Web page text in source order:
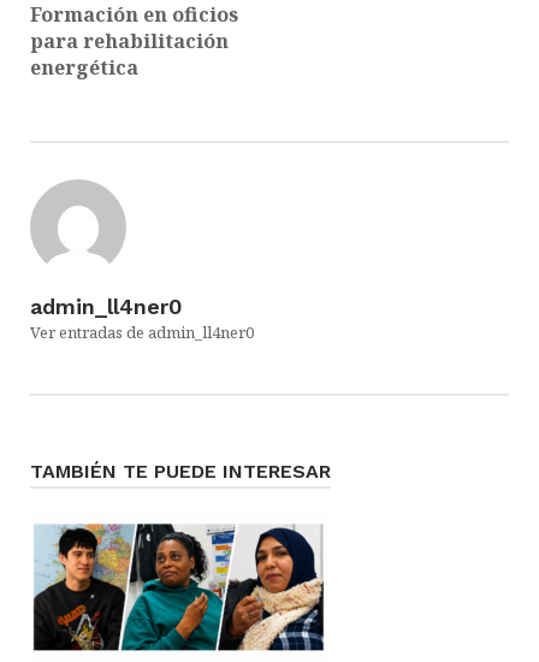
Formación en oficios
para rehabilitación
energética
admin_ll4ner0
Ver entradas de admin_ll4ner0
TAMBIÉN TE PUEDE INTERESAR